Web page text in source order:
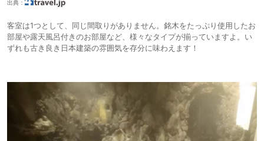
出典：
客室は1つとして、同じ間取りがありません。銘木をたっぷり使用したお
部屋や露天風呂付きのお部屋など、様々なタイプが揃っていますよ。い
ずれも古き良き日本建築の雰囲気を存分に味わえます！